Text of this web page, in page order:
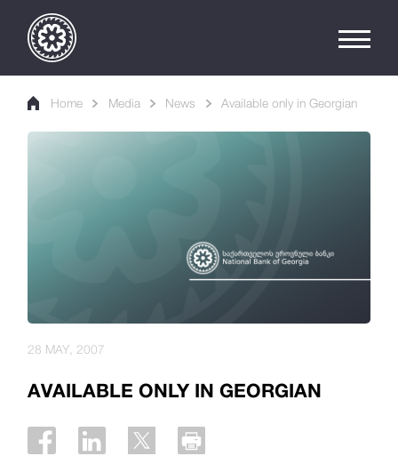
Home Media News Available only in Georgian
AVAILABLE ONLY IN GEORGIAN
28 MAY, 2007